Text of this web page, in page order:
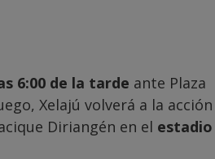
6:00 de la tarde ante Plaza
Xelajú volverá a la acción
Diriangén en el estadio